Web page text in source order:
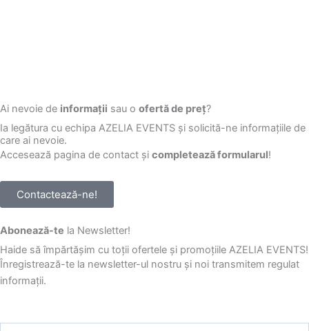
Ai nevoie de informații sau o ofertă de preț?
Ia legătura cu echipa AZELIA EVENTS și solicită-ne informațiile de
care ai nevoie.
Accesează pagina de contact și completează formularul!
Contactează-ne!
Abonează-te la Newsletter!
Haide să împărtășim cu toții ofertele și promoțiile AZELIA EVENTS!
Înregistrează-te la newsletter-ul nostru și noi transmitem regulat
informații.